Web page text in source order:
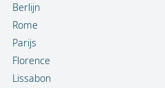
Berlijn
Rome
Parijs
Florence
Lissabon